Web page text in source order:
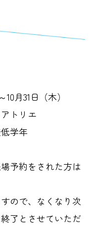
月31日（木）
トリエ
学年
予約をされた方は
ので、なくなり次
了とさせていただ